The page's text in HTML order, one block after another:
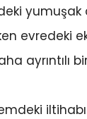
yumuşak
evredeki
ayrıntılı
iltihabı